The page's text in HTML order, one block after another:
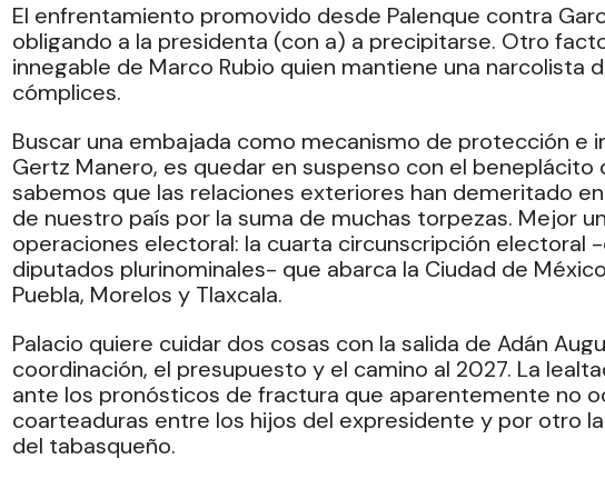
El enfrentamiento promovido desde Palenque contra
obligando a la presidenta (con a) a precipitarse. Otro
innegable de Marco Rubio quien mantiene una narcolista
cómplices.
Buscar una embajada como mecanismo de protección e
Gertz Manero, es quedar en suspenso con el
sabemos que las relaciones exteriores han demeritado
de nuestro país por la suma de muchas torpezas. Mejor
operaciones electoral: la cuarta circunscripción electoral
diputados plurinominales- que abarca la Ciudad de
Puebla, Morelos y Tlaxcala.
Palacio quiere cuidar dos cosas con la salida de Adán
coordinación, el presupuesto y el camino al 2027. La
ante los pronósticos de fractura que aparentemente no
coarteaduras entre los hijos del expresidente y por otro
del tabasqueño.